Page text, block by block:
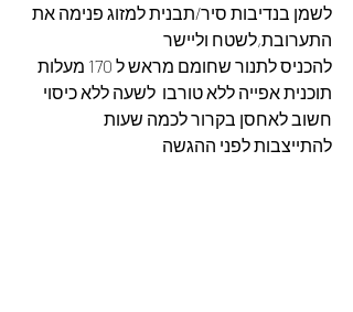
לשמן בנדיבות סיר/תבנית למזוג פנימה את
התערובת,לשטח וליישר
להכניס לתנור שחומם מראש ל 170 מעלות
תוכנית אפייה ללא טורבו  לשעה ללא כיסוי
חשוב לאחסן בקרור לכמה שעות
להתייצבות לפני ההגשה